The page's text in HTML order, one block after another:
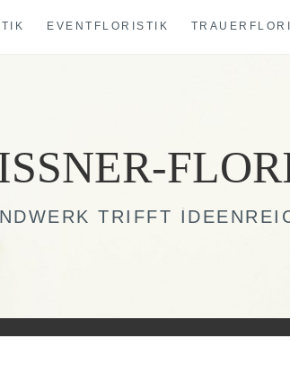
EVENTFLORISTIK
TRIFFT